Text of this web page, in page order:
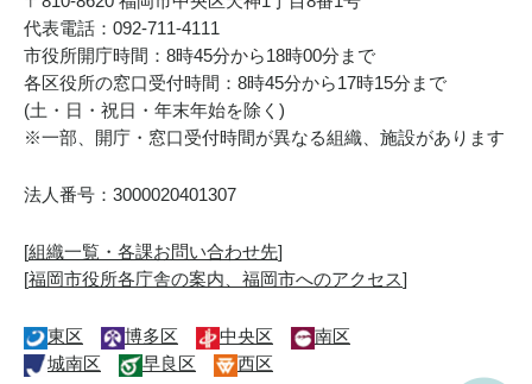
代表電話：092-711-4111
市役所開庁時間：8時45分から18時00分まで
各区役所の窓口受付時間：8時45分から17時15分まで
(土・日・祝日・年末年始を除く)
※一部、開庁・窓口受付時間が異なる組織、施設があります
法人番号：3000020401307
[組織一覧・各課お問い合わせ先]
[福岡市役所各庁舎の案内、福岡市へのアクセス]
東区 博多区 中央区
南区
城南区
早良区 西区